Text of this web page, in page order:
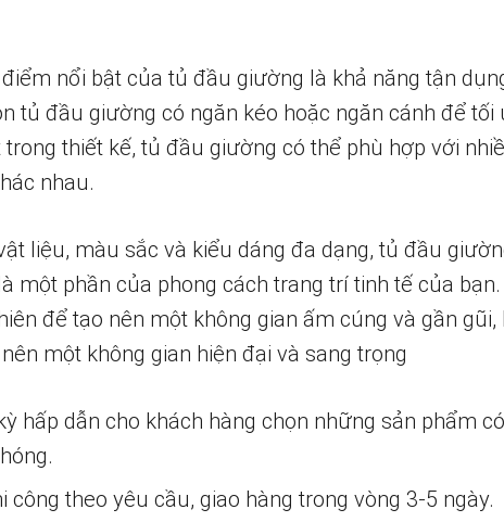
nổi bật của tủ đầu giường là khả năng tận
tủ đầu giường có ngăn kéo hoặc ngăn cánh để
thiết kế, tủ đầu giường có thể phù hợp với
nhau.
liệu, màu sắc và kiểu dáng đa dạng, tủ đầu
một phần của phong cách trang trí tinh tế của
để tạo nên một không gian ấm cúng và gần
một không gian hiện đại và sang trọng
hấp dẫn cho khách hàng chọn những sản phẩm
công theo yêu cầu, giao hàng trong vòng 3-5 ngày.